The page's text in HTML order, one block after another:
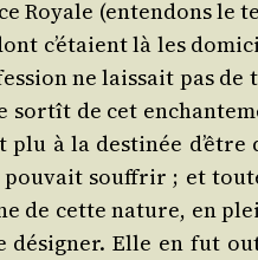
Royale (enten­dons le
c’étaient là les
ne lais­sait pas
sor­tît de cet
plu à la des­ti­née
souf­frir ; et
de cette nature, en
Elle en fut